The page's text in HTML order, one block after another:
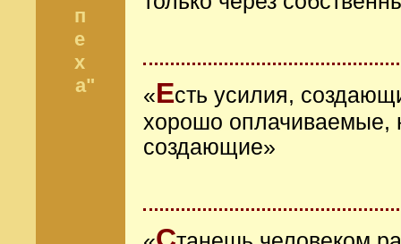
п
е
х
а"
«Есть усилия,
хорошо оплачиваемые,
создающие»